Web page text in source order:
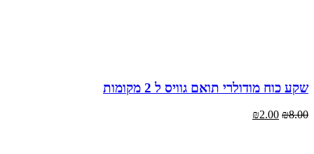
כוח מודולרי תואם גוויס ל 2 מקומות
₪
₪2.00